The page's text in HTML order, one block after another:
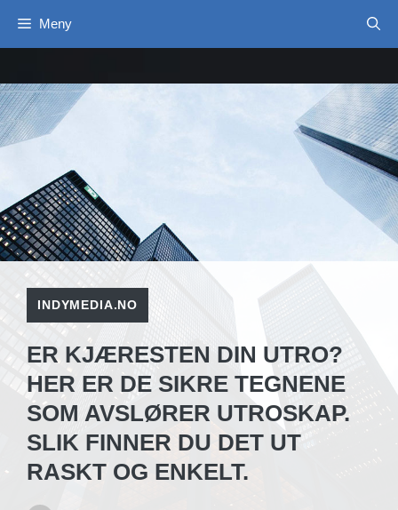
Meny
INDYMEDIA.NO
ER KJÆRESTEN DIN UTRO?
HER ER DE SIKRE TEGNENE
SOM AVSLØRER UTROSKAP.
SLIK FINNER DU DET UT
RASKT OG ENKELT.